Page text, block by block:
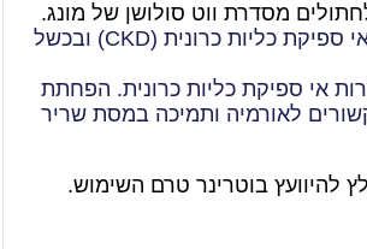
מסדרת ווט סולושן של מונג.
מסייע לטיפול באי ספיקת כליות כרונית (CKD) ובכשל
אי ספיקת כליות כרונית. הפחתת
לאורמיה ותמיכה במסת שריר
להיוועץ בוטרינר טרם השימוש.